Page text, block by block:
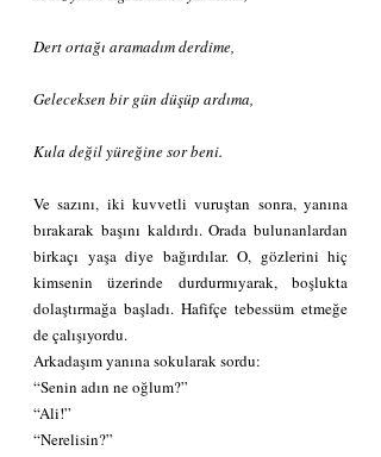
Dert ortağı aramadım derdime,
Geleceksen bir gün düşüp ardıma,
Kula değil yüreğine sor beni.
Ve sazını, iki kuvvetli vuruştan sonra, yanına
bırakarak başını kaldırdı. Orada bulunanlardan
birkaçı yaşa diye bağırdılar. O, gözlerini hiç
kimsenin üzerinde durdurmıyarak, boşlukta
dolaştırmağa başladı. Hafifçe tebessüm etmeğe
de çalışıyordu.
Arkadaşım yanına sokularak sordu:
“Senin adın ne oğlum?”
“Ali!”
“Nerelisin?”